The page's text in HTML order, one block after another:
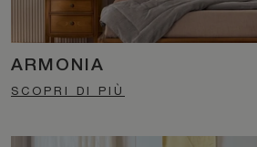
ARMONIA
SCOPRI DI PIÙ